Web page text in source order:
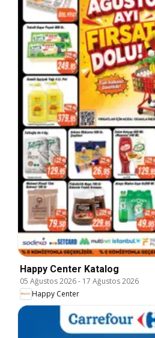
Happy Center Katalog
05 Ağustos 2026- 17 Ağustos 2026
Happy Center